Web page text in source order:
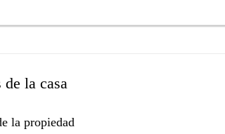
de la casa
la propiedad